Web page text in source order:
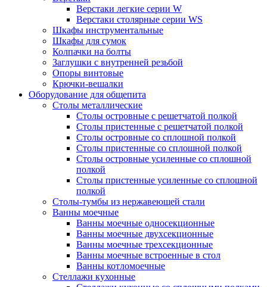
Верстаки легкие серии W
Верстаки столярные серии WS
Шкафы инструментальные
Шкафы для сумок
Колпачки на болты
Заглушки с внутренней резьбой
Опоры винтовые
Крючки-вешалки
Оборудование для общепита
Столы металлические
Столы островные с решетчатой полкой
Столы пристенные с решетчатой полкой
Столы островные со сплошной полкой
Столы пристенные со сплошной полкой
Столы островные усиленные со сплошной
полкой
Столы пристенные усиленные со сплошной
полкой
Столы-тумбы из нержавеющей стали
Ванны моечные
Ванны моечные односекционные
Ванны моечные двухсекционные
Ванны моечные трехсекционные
Ванны моечные встроенные в стол
Ванны котломоечные
Стеллажи кухонные